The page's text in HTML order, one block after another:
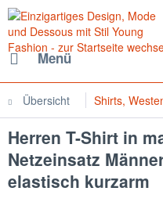
Menü
Übersicht Shirts,
Herren T-Shirt in
Netzeinsatz
elastisch kurzarm